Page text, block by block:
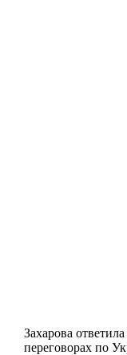
Захарова
переговорах по